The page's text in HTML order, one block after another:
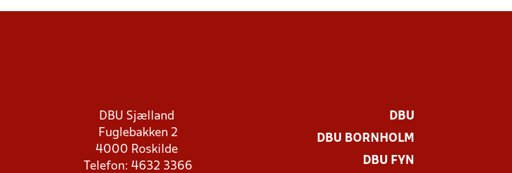
DBU Sjælland
Fuglebakken 2
4000 Roskilde
Telefon: 4632 3366
DBU
DBU BORNHOLM
DBU FYN